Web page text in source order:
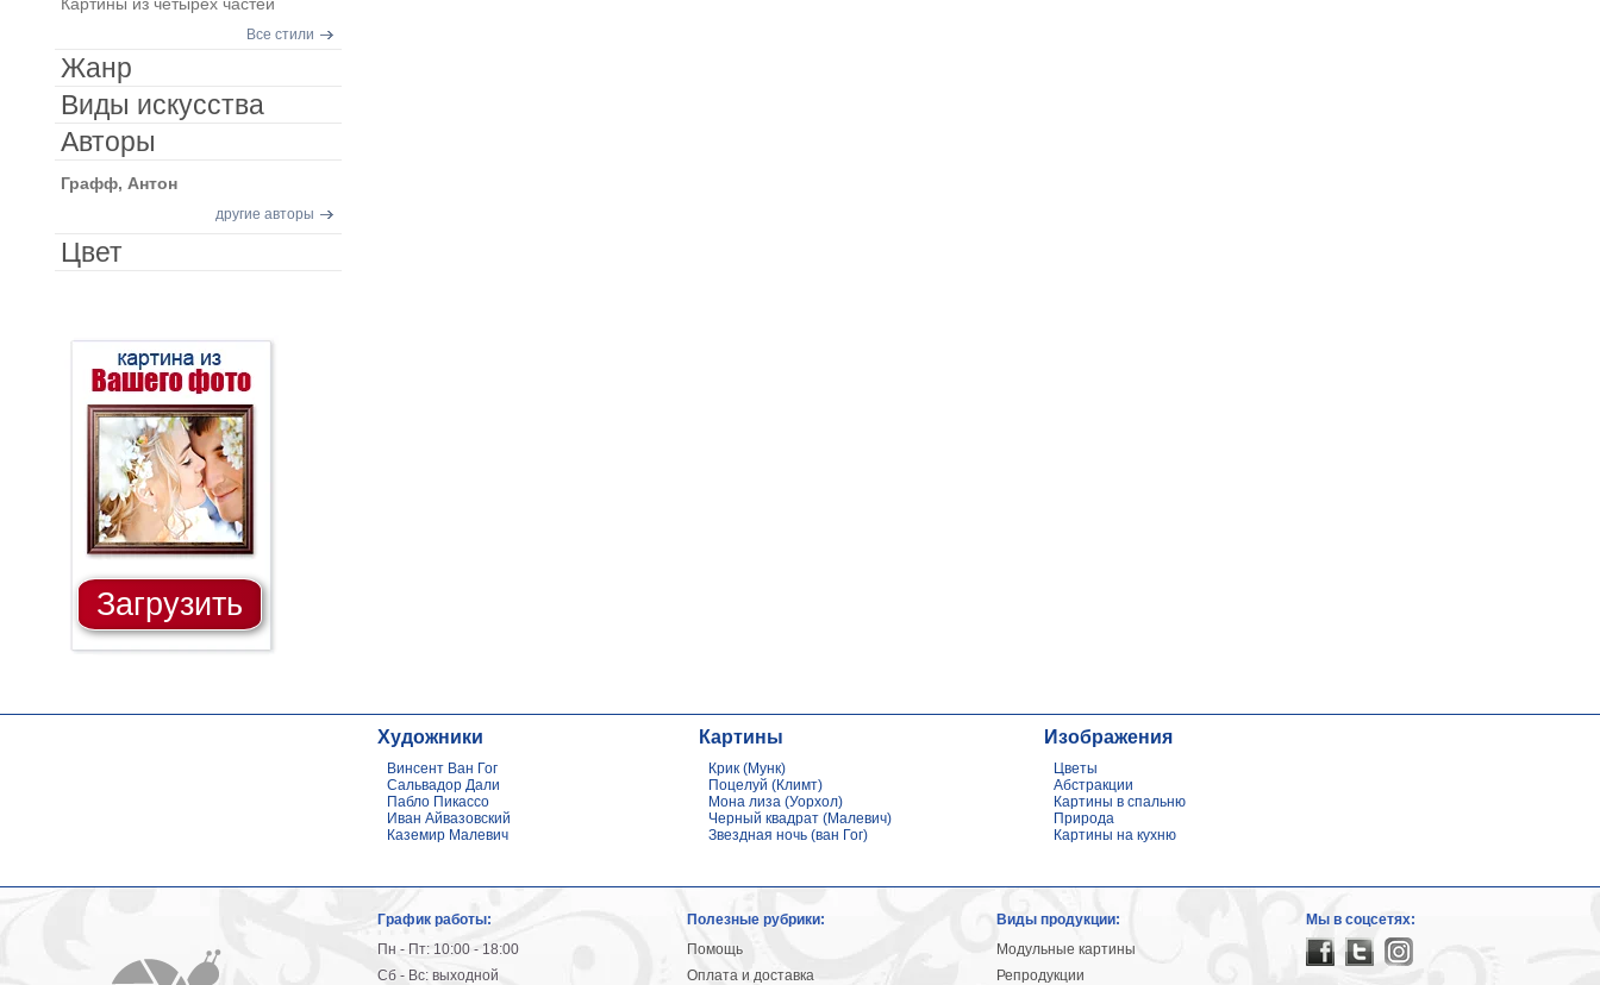
Все стили
Жанр
Виды искусства
Авторы
Графф, Антон
другие авторы
Цвет
Загрузить
Художники
Винсент Ван Гог
Сальвадор Дали
Пабло Пикассо
Иван Айвазовский
Каземир Малевич
Картины
Крик (Мунк)
Поцелуй (Климт)
Мона лиза (Уорхол)
Черный квадрат (Малевич)
Звездная ночь (ван Гог)
Изображения
Цветы
Абстракции
Картины в спальню
Природа
Картины на кухню
График работы:
Пн - Пт: 10:00 - 18:00
Сб - Вс: выходной
Полезные рубрики:
Помощь
Оплата и доставка
Виды продукции:
Модульные картины
Репродукции
Мы в соцсетях: